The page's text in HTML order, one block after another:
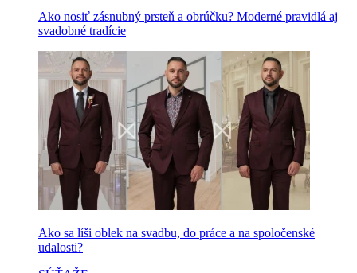
Ako nosiť zásnubný prsteň a obrúčku? Moderné pravidlá aj
svadobné tradície
Ako sa líši oblek na svadbu, do práce a na spoločenské
udalosti?